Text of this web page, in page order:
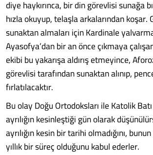
diye haykırınca, bir din görevlisi sunağa
hızla okuyup, telaşla arkalarından koşar.
sunaktan almaları için Kardinale
Ayasofya’dan bir an önce çıkmaya
ekibi bu yakarışa aldırış etmeyince,
görevlisi tarafından sunaktan alınıp,
fırlatılacaktır.
Bu olay Doğu Ortodoksları ile Katolik
ayrılığın kesinleştiği gün olarak
ayrılığın kesin bir tarihi olmadığını,
yıllık bir süreç olduğunu kabul ederler.